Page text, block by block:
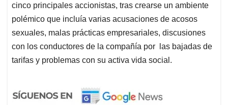
cinco principales accionistas, tras crearse un ambiente
polémico que incluía varias acusaciones de acosos
sexuales, malas prácticas empresariales, discusiones
con los conductores de la compañía por las bajadas de
tarifas y problemas con su activa vida social.